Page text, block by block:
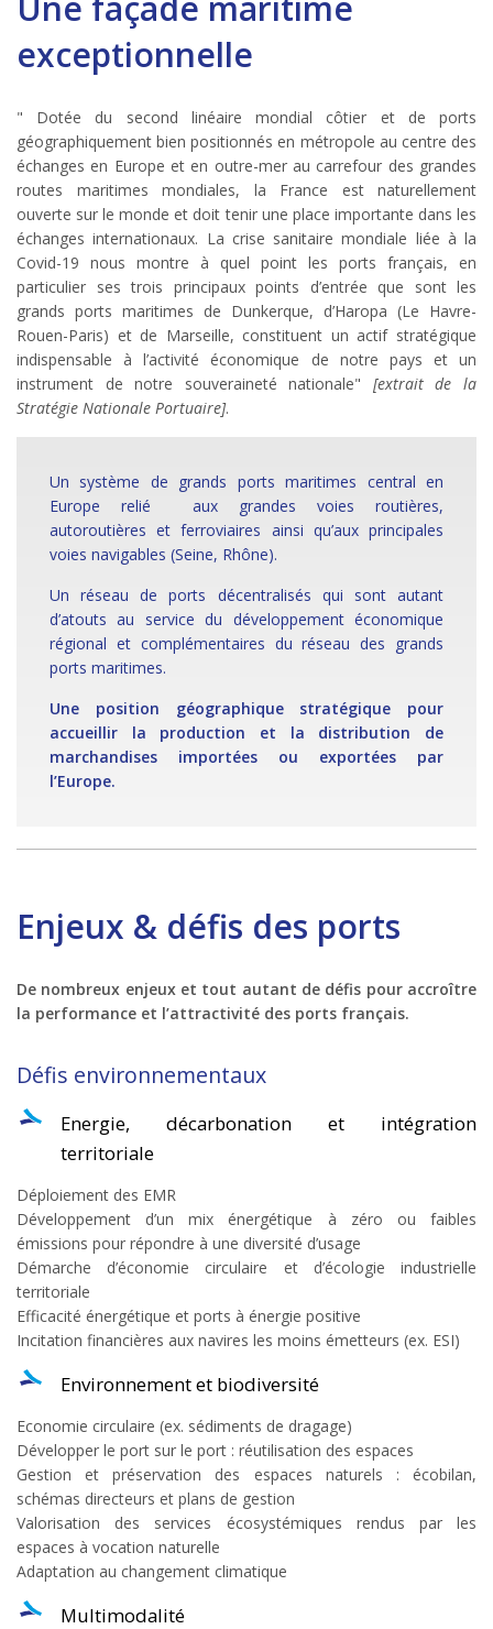
exceptionnelle
" Dotée du second linéaire mondial côtier et de ports
géographiquement bien positionnés en métropole au centre des
échanges en Europe et en outre-mer au carrefour des grandes
routes maritimes mondiales, la France est naturellement
ouverte sur le monde et doit tenir une place importante dans les
échanges internationaux. La crise sanitaire mondiale liée à la
Covid-19 nous montre à quel point les ports français, en
particulier ses trois principaux points d’entrée que sont les
grands ports maritimes de Dunkerque, d’Haropa (Le Havre-
Rouen-Paris) et de Marseille, constituent un actif stratégique
indispensable à l’activité économique de notre pays et un
instrument de notre souveraineté nationale" [extrait de la
Stratégie Nationale Portuaire].
Un système de grands ports maritimes central en
Europe relié aux grandes voies routières,
autoroutières et ferroviaires ainsi qu’aux principales
voies navigables (Seine, Rhône).
Un réseau de ports décentralisés qui sont autant
d’atouts au service du développement économique
régional et complémentaires du réseau des grands
ports maritimes.
Une position géographique stratégique pour
accueillir la production et la distribution de
marchandises importées ou exportées par
l’Europe.
Enjeux & défis des ports
De nombreux enjeux et tout autant de défis pour accroître
la performance et l’attractivité des ports français.
Défis environnementaux
Energie, décarbonation et intégration
territoriale
Déploiement des EMR
Développement d’un mix énergétique à zéro ou faibles
émissions pour répondre à une diversité d’usage
Démarche d’économie circulaire et d’écologie industrielle
territoriale
Efficacité énergétique et ports à énergie positive
Incitation financières aux navires les moins émetteurs (ex. ESI)
Environnement et biodiversité
Economie circulaire (ex. sédiments de dragage)
Développer le port sur le port : réutilisation des espaces
Gestion et préservation des espaces naturels : écobilan,
schémas directeurs et plans de gestion
Valorisation des services écosystémiques rendus par les
espaces à vocation naturelle
Adaptation au changement climatique
Multimodalité